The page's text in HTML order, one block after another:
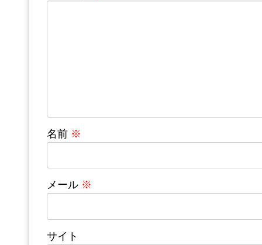
名前 ※
メール ※
サイト